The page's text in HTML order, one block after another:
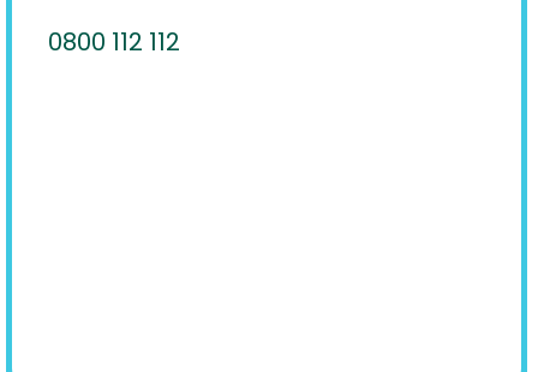
0800 112 112